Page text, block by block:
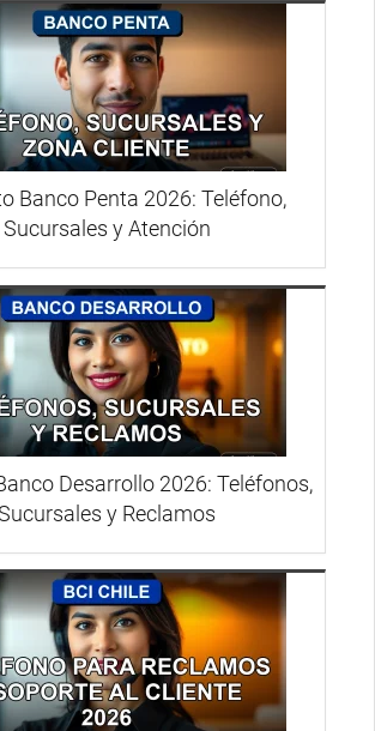
Banco Penta 2026: Teléfono,
Sucursales y Atención
Desarrollo 2026: Teléfonos,
y Reclamos